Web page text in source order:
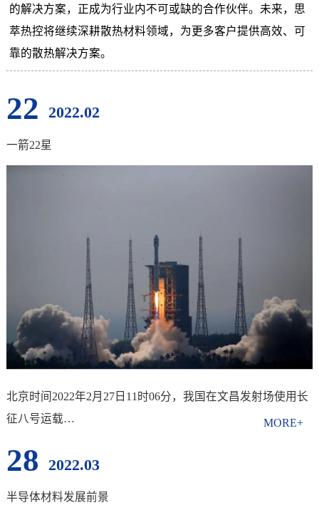
的解决方案，正成为行业内不可或缺的合作伙伴。未来，思
萃热控将继续深耕散热材料领域，为更多客户提供高效、可
靠的散热解决方案。
22 2022.02
一箭22星
北京时间2022年2月27日11时06分，我国在文昌发射场使用长
征八号运载…
28 2022.03
半导体材料发展前景